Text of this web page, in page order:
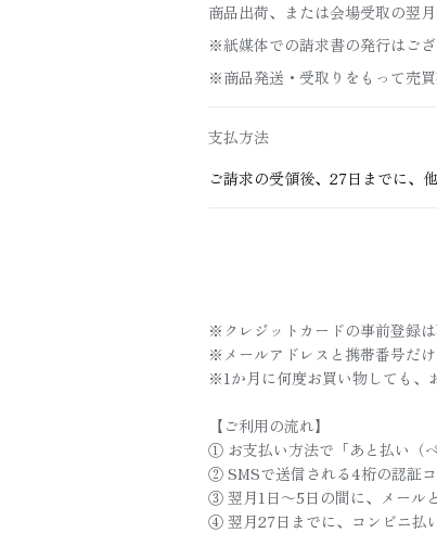
商品出荷、または会場受取の翌
※紙媒体での請求書の発行はござ
※商品発送・受取りをもって売
支払方法
ご請求の受領後、27日までに、
※クレジットカードの事前登録は
※メールアドレスと携帯番号だけ
※1か月に何度お買い物しても、
【ご利用の流れ】
① お支払い方法で「あと払い（
② SMSで送信される4桁の認証コ
③ 翌月1日～5日の間に、メール
④ 翌月27日までに、コンビニ払